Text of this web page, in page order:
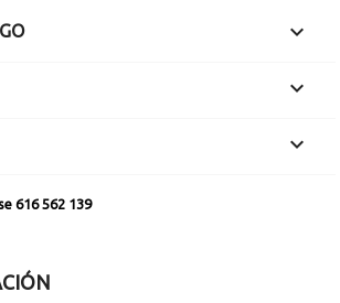



616 562 139